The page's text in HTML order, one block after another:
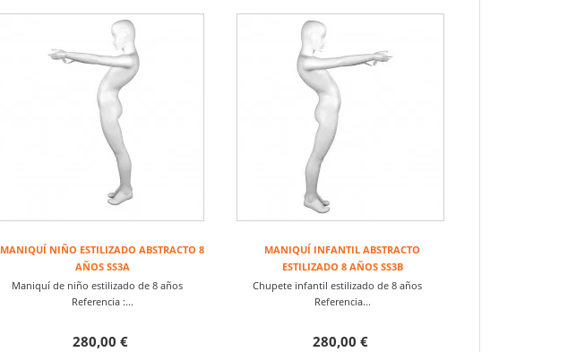
MANIQUÍ NIÑO ESTILIZADO ABSTRACTO 8
AÑOS SS3A
Maniquí de niño estilizado de 8 años
Referencia :...
280,00 €
MANIQUÍ INFANTIL ABSTRACTO
ESTILIZADO 8 AÑOS SS3B
Chupete infantil estilizado de 8 años
Referencia...
280,00 €